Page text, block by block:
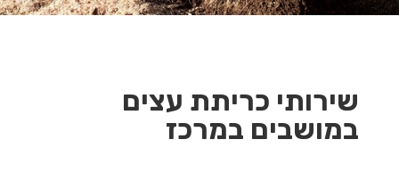
שירותי כריתת עצים
במושבים במרכז